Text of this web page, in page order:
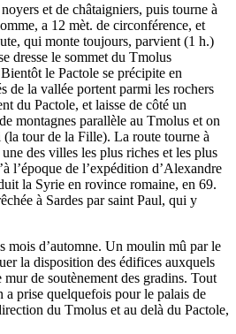
et de châtaigniers, puis tourne à
a 12 mèt. de circonférence, et
qui monte toujours, parvient (1 h.)
dresse le sommet du Tmolus
le Pactole se précipite en
de la vallée portent parmi les rochers
du Pactole, et laisse de côté un
montagnes parallèle au Tmolus et on
(la tour de la Fille). La route tourne à
des villes les plus riches et les plus
l’époque de l’expédition d’Alexandre
la Syrie en rovince romaine, en 69.
à Sardes par saint Paul, qui y
mois d’automne. Un moulin mû par le
la disposition des édifices auxquels
de soutènement des gradins. Tout
a prise quelquefois pour le palais de
du Tmolus et au delà du Pactole,